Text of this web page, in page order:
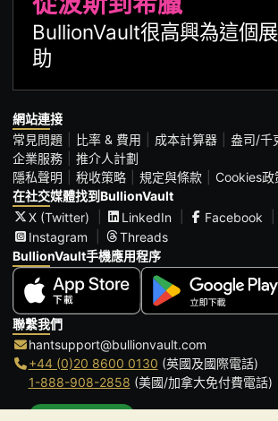
BullionVault很高興為這個
助
網站連接
常見問題
比率 & 費用 成本計算器
盎司/千
企業服務
推介人計劃
隱私聲明
稅收策略 規定與條款
Cookies政
在社交媒體找到BullionVault
X (Twitter)
LinkedIn Facebook
Instagram
Threads
BullionVault手機應用程序
聯繫我們
hantsupport@bullionvault.com
+44 (0)20 8600 0130 (英國及國際電話)
1-888-908-2858 (美國/加拿大免付費電話)